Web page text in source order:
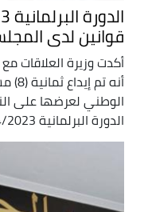
قوانين لدى
أكدت وزيرة العلاقات مع
أنه تم
الوطني لعرضها على
الدورة البرلمانية 2024/2023، التي ...